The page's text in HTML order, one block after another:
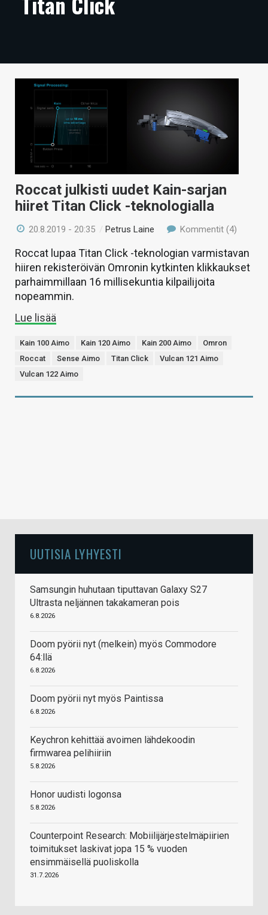
ARTIKKELIT
TECHBBS
TIETOA
KAUPPA
VAIHDA TEEMA
HAKU
Roccat julkisti uudet Kain-sarjan
hiiret Titan Click -teknologialla
20.8.2019 - 20:35 /Petrus Laine Kommentit (4)
Roccat lupaa Titan Click -teknologian varmistavan
hiiren rekisteröivän Omronin kytkinten klikkaukset
parhaimmillaan 16 millisekuntia kilpailijoita
nopeammin.
Lue lisää
Kain 100 Aimo Kain 120 Aimo Kain 200 Aimo
Omron
Roccat
Sense Aimo Titan Click
Vulcan 121 Aimo
Vulcan 122 Aimo
UUTISIA LYHYESTI
Samsungin huhutaan tiputtavan Galaxy S27
Ultrasta neljännen takakameran pois
6.8.2026
Doom pyörii nyt (melkein) myös Commodore
64:llä
6.8.2026
Doom pyörii nyt myös Paintissa
6.8.2026
Keychron kehittää avoimen lähdekoodin
firmwarea pelihiiriin
5.8.2026
Honor uudisti logonsa
5.8.2026
Counterpoint Research: Mobiilijärjestelmäpiirien
toimitukset laskivat jopa 15 % vuoden
ensimmäisellä puoliskolla
31.7.2026